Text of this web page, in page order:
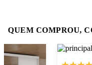
QUEM COMPROU,